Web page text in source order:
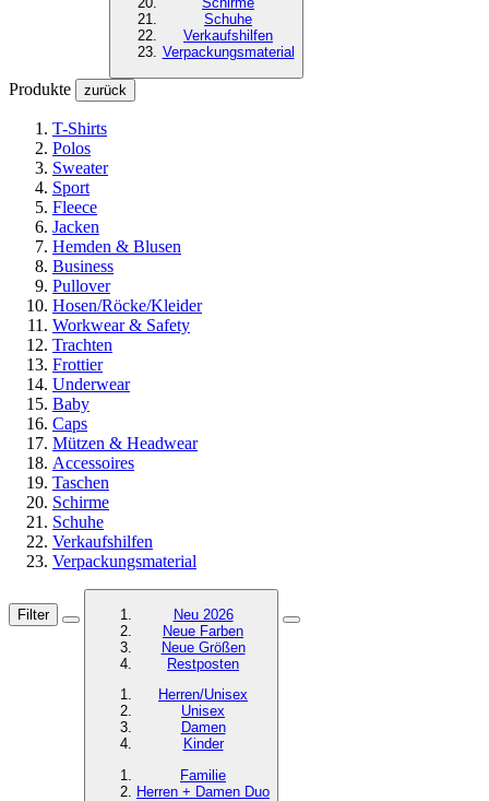
Schuhe
Verkaufshilfen
Verpackungsmaterial
Produkte zurück
T-Shirts
Polos
Sweater
Sport
Fleece
Jacken
Hemden & Blusen
Business
Pullover
Hosen/Röcke/Kleider
Workwear & Safety
Trachten
Frottier
Underwear
Baby
Caps
Mützen & Headwear
Accessoires
Taschen
Schirme
Schuhe
Verkaufshilfen
Verpackungsmaterial
Filter
Neu 2026
Neue Farben
Neue Größen
Restposten
Herren/Unisex
Unisex
Damen
Kinder
Familie
Herren + Damen Duo